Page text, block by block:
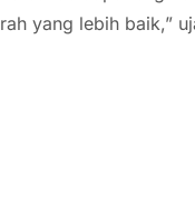
yang lebih baik,”